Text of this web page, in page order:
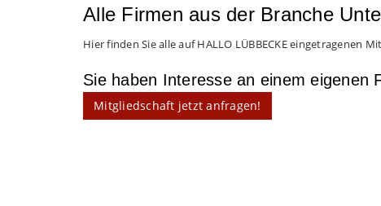
Alle Firmen aus der Branche
Hier finden Sie alle auf HALLO LÜBBECKE eingetragenen
Sie haben Interesse an einem eigenen
Mitgliedschaft jetzt anfragen!